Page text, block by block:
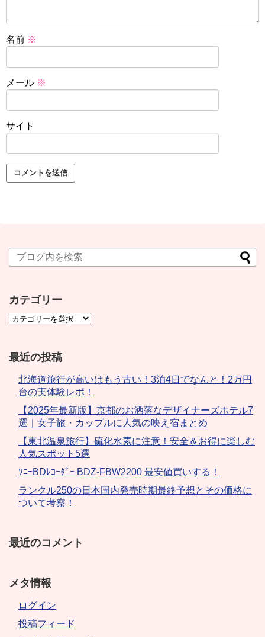
名前 ※
メール ※
サイト
カテゴリー
最近の投稿
北海道旅行が高いはもう古い！3泊4日でなんと！2万円
台の実体験レポ！
【2025年最新版】京都のお洒落なデザイナーズホテル7
選｜女子旅・カップルに人気の映え宿まとめ
【東北温泉旅行】硫化水素に注意！安全＆お得に楽しむ
人気スポット5選
ｿﾆｰBDﾚｺｰﾀﾞｰ BDZ-FBW2200 最安値買いする！
ランクル250の日本国内発売時期最終予想とその価格に
ついて考察！
最近のコメント
メタ情報
ログイン
投稿フィード